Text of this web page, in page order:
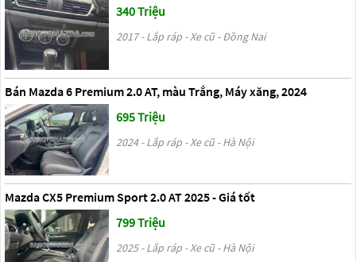
340 Triệu
2017 - Lắp ráp - Xe cũ - Đồng Nai
Bán Mazda 6 Premium 2.0 AT, màu Trắng, Máy xăng, 2024
695 Triệu
2024 - Lắp ráp - Xe cũ - Hà Nội
Mazda CX5 Premium Sport 2.0 AT 2025 - Giá tốt
799 Triệu
2025 - Lắp ráp - Xe cũ - Hà Nội